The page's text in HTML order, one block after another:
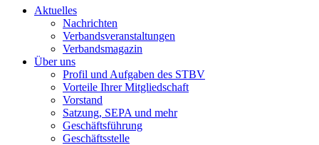
Aktuelles
Nachrichten
Verbandsveranstaltungen
Verbandsmagazin
Über uns
Profil und Aufgaben des STBV
Vorteile Ihrer Mitgliedschaft
Vorstand
Satzung, SEPA und mehr
Geschäftsführung
Geschäftsstelle